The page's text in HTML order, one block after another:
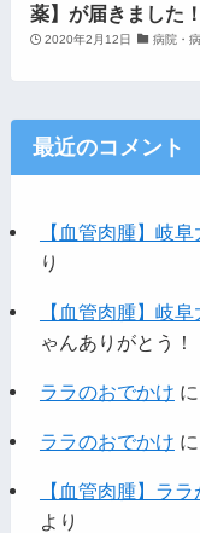
薬】が届きました！
2020年2月12日 病院・
最近のコメント
【血管肉腫】岐
り
【血管肉腫】岐
ゃんありがとう！
ララのおでかけ に
ララのおでかけ に
【血管肉腫】ラ
より